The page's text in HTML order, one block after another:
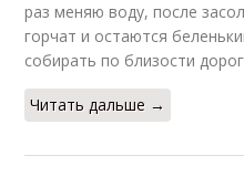
раз меняю воду, после
горчат и остаются
собирать по близости
Читать дальше →